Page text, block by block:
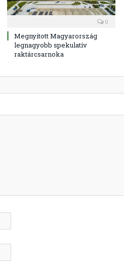
0
Megnyitott Magyarország
legnagyobb spekulatív
raktárcsarnoka